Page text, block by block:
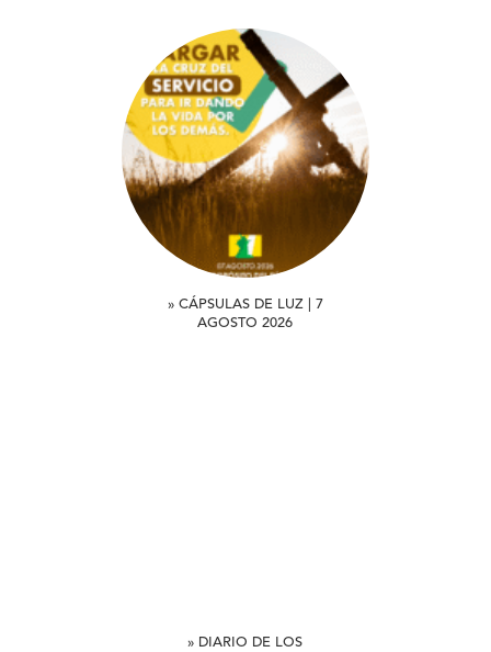
» CÁPSULAS DE LUZ | 7
AGOSTO 2026
» DIARIO DE LOS